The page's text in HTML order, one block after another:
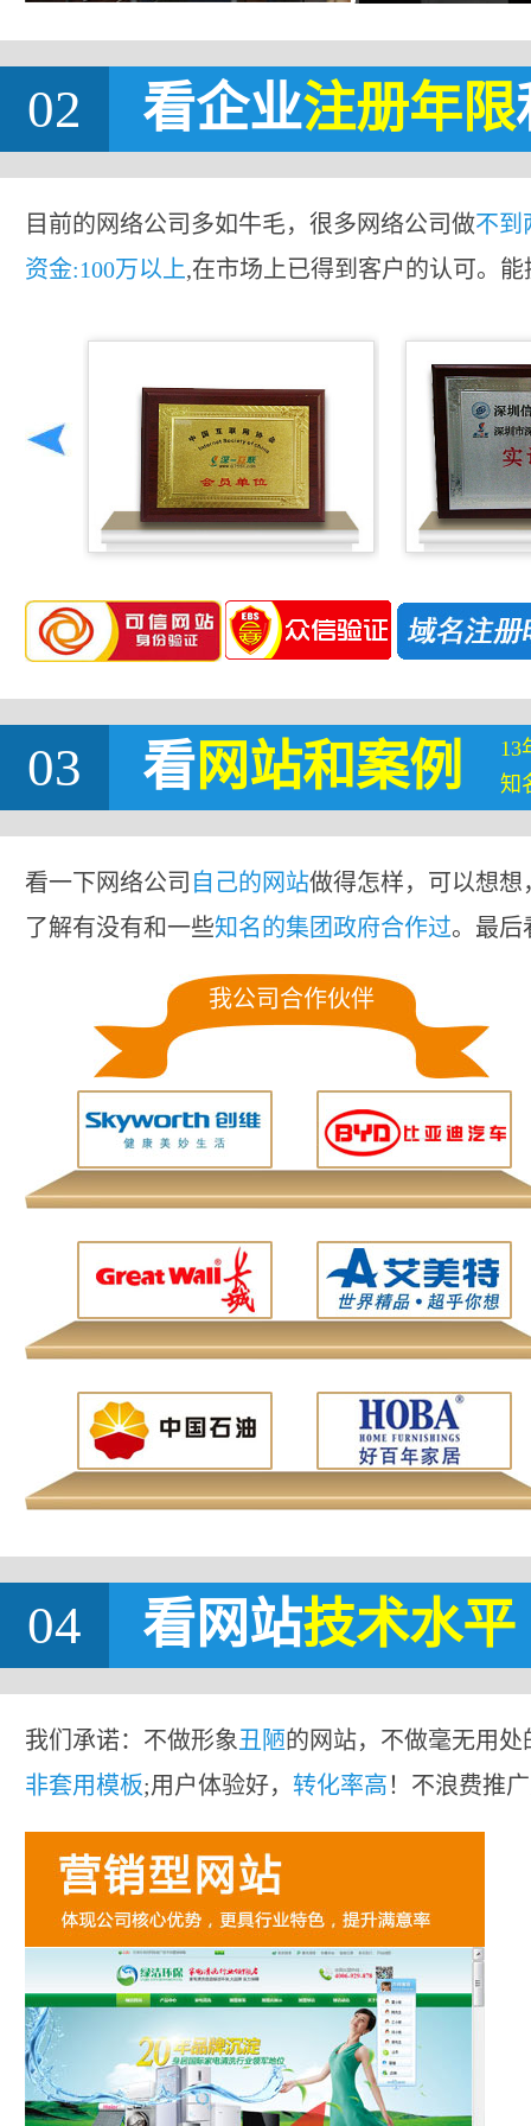
02 看企业注册年限
目前的网络公司多如牛毛，很多网络公司做不到
资金:100万以上,在市场上已得到客户的认可。
03 看网站和案例
13
知
看一下网络公司 自己的网站做得怎样，可以想
了解有没有和一些知名的集团政府合作过。最后
我公司合作伙伴
04 看网站技术水平
我们承诺：不做形象丑陋的网站，不做毫无用处
非套用模板;用户体验好， 转化率高！不浪费推